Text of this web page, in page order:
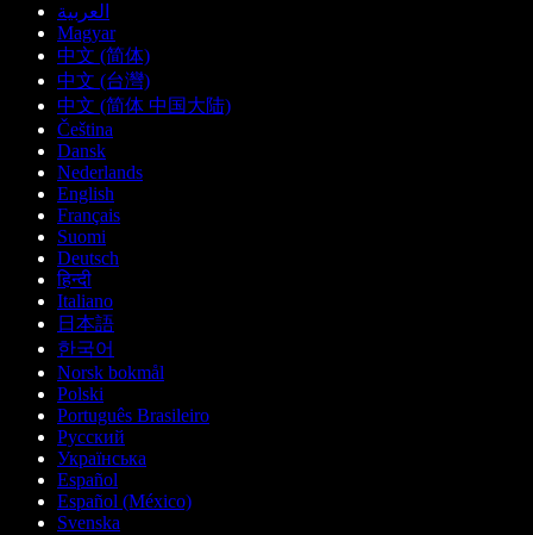
العربية
Magyar
中文 (简体)
中文 (台灣)
中文 (简体 中国大陆)
Čeština
Dansk
Nederlands
English
Français
Suomi
Deutsch
हिन्दी
Italiano
日本語
한국어
Norsk bokmål
Polski
Português Brasileiro
Русский
Українська
Español
Español (México)
Svenska